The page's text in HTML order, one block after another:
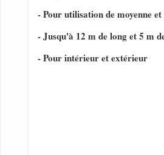
- Pour utilisation de moyenne
- Jusqu'à 12 m de long et 5 m
- Pour intérieur et extérieur